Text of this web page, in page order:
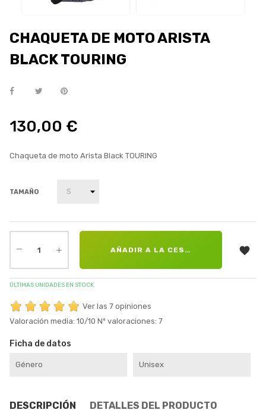
CHAQUETA DE MOTO ARISTA
BLACK TOURING
130,00 €
Chaqueta de moto Arista Black TOURING
TAMAÑO
AÑADIR A LA CESTA 
ÚLTIMAS UNIDADES EN STOCK
Ver las 7 opiniones
Valoración media: 10/10 Nº valoraciones: 7
Ficha de datos
Género Unisex
DESCRIPCIÓN DETALLES DEL PRODUCTO